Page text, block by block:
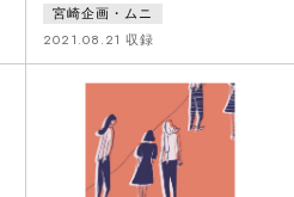
は須磨に住む高校の同級生、藤く
んに会いに行くことになる。旅の
途中、ヒッチハイクをしていた松
田さんとサービスエリアで出会う
が。本作はムニ『カメラ・ラブ
ズ・ミー！』(2022年、こまばア
ゴラ劇場)で上演された作品です。
宮崎企画・ムニ
2021.08.21 収録